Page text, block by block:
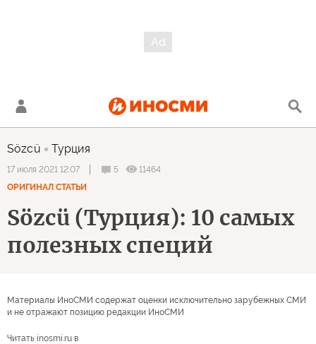
Sözcü Турция
17 июля 2021 12:07 5
11464
ОРИГИНАЛ СТАТЬИ
Sözcü (Турция): 10 самых
полезных специй
Материалы ИноСМИ содержат оценки исключительно зарубежных СМИ
и не отражают позицию редакции ИноСМИ
Читать inosmi.ru в